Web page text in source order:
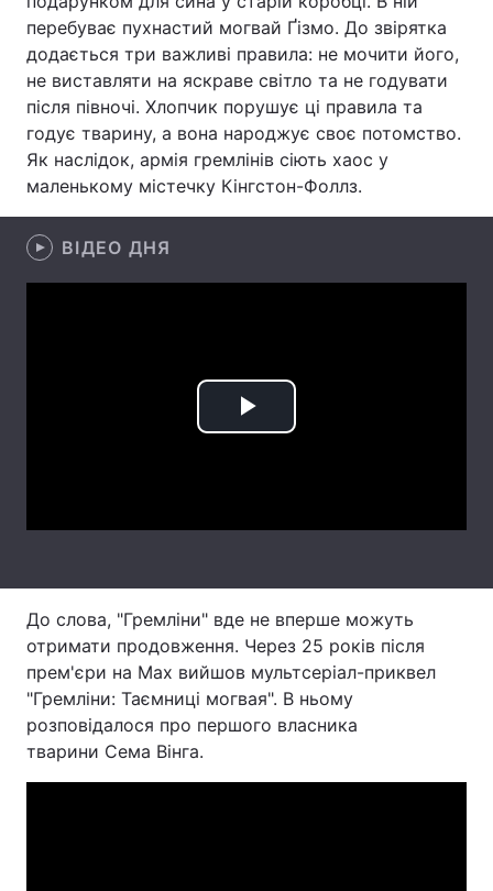
Лонгріди
Відео з Youtube Статті
Інтерв'ю Думки
Архів Вакансії
Контакти
перебуває пухнастий могвай Ґізмо. До звірятка
додається три важливі правила: не мочити його,
не виставляти на яскраве світло та не годувати
після півночі. Хлопчик порушує ці правила та
годує тварину, а вона народжує своє потомство.
Як наслідок, армія гремлінів сіють хаос у
маленькому містечку Кінгстон-Фоллз.
ВІДЕО ДНЯ
Play
До слова, "Гремліни" вде не вперше можуть
отримати продовження. Через 25 років після
прем'єри на Max вийшов мультсеріал-приквел
"Гремліни: Таємниці могвая". В ньому
розповідалося про першого власника
тварини Сема Вінга.